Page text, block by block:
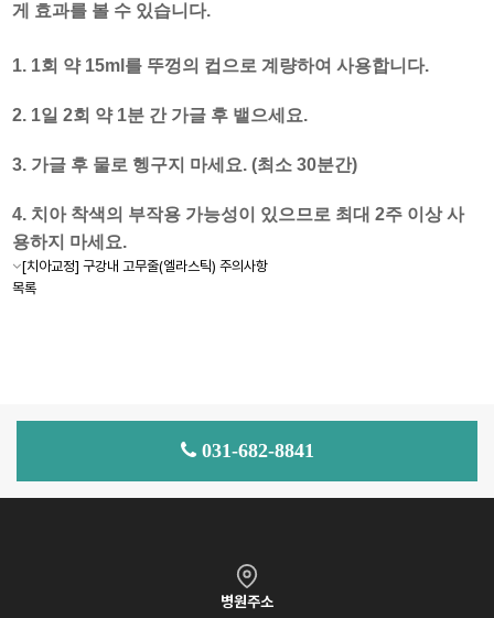
게 효과를 볼 수 있습니다.
1. 1회 약 15ml를 뚜껑의 컵으로 계량하여 사용합니다.
2. 1일 2회 약 1분 간 가글 후 뱉으세요.
3. 가글 후 물로 헹구지 마세요. (최소 30분간)
4. 치아 착색의 부작용 가능성이 있으므로 최대 2주 이상 사
용하지 마세요.
[치아교정] 구강내 고무줄(엘라스틱) 주의사항
목록
031-682-8841
병원주소